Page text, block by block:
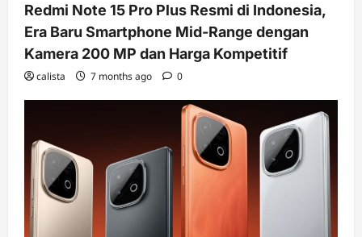
Redmi Note 15 Pro Plus Resmi di Indonesia,
Era Baru Smartphone Mid-Range dengan
Kamera 200 MP dan Harga Kompetitif
calista 7 months ago 0